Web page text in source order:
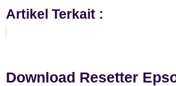
Artikel Terkait :
Download Resetter